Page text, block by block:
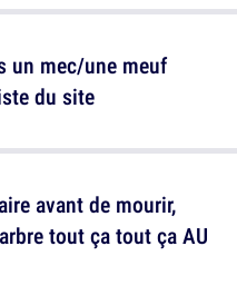
un mec/une meuf
du site
avant de mourir,
tout ça tout ça AU